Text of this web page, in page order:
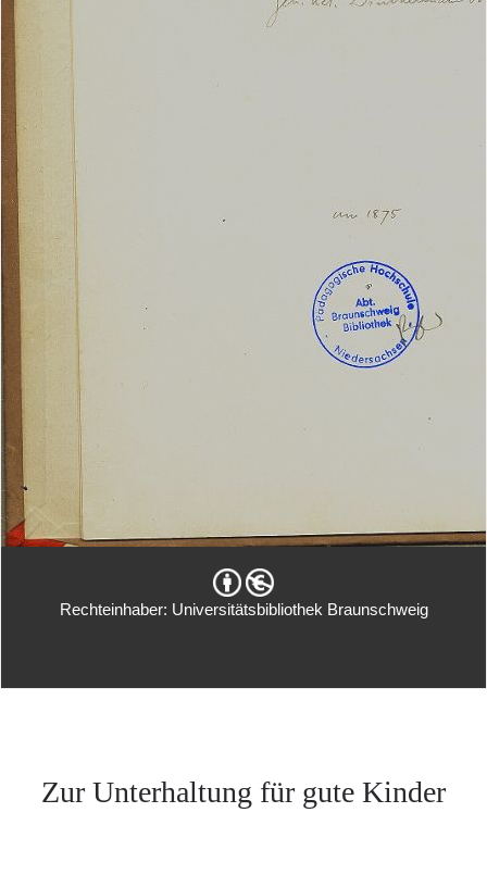
Rechteinhaber: Universitätsbibliothek Braunschweig
Zur Unterhaltung für gute Kinder